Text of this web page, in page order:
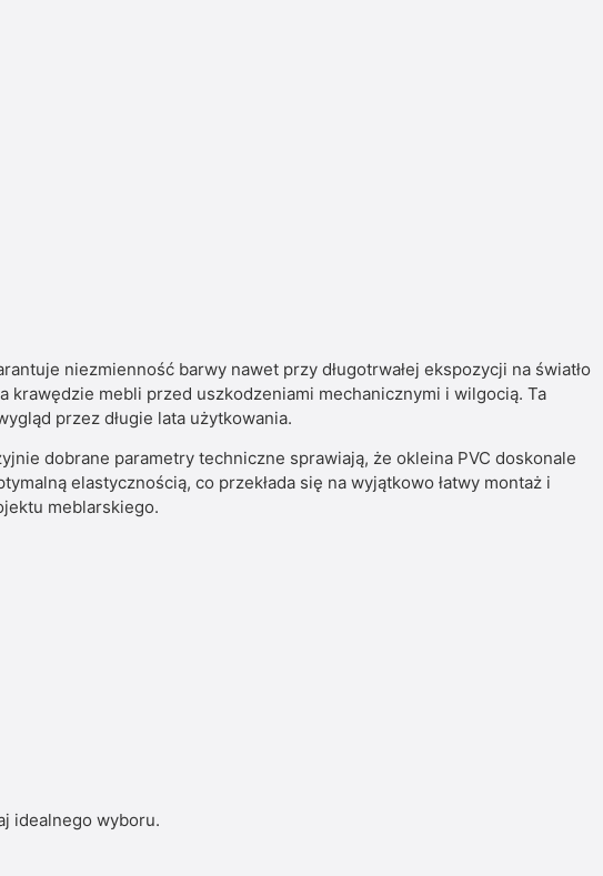
niezmienność barwy nawet przy długotrwałej ekspozycji na światło
krawędzie mebli przed uszkodzeniami mechanicznymi i wilgocią. Ta
przez długie lata użytkowania.
dobrane parametry techniczne sprawiają, że okleina PVC doskonale
elastycznością, co przekłada się na wyjątkowo łatwy montaż i
meblarskiego.
idealnego wyboru.